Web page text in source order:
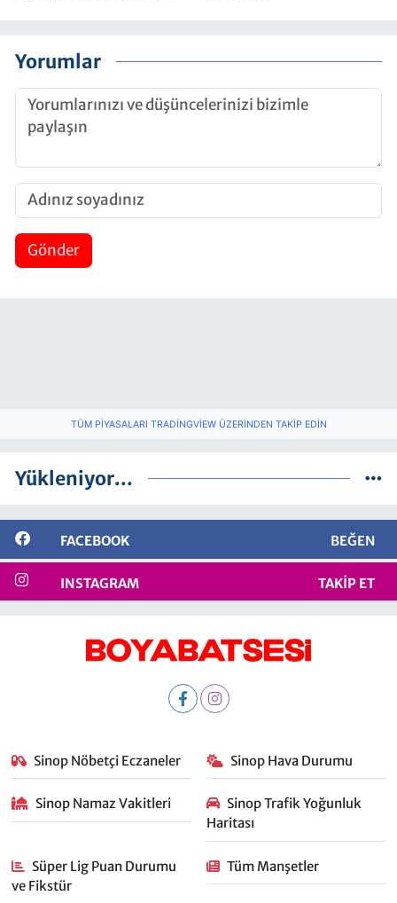
Yorumlar
Gönder
TÜM PIYASALARI TRADINGVIEW ÜZERINDEN TAKIP EDIN
Yükleniyor...
FACEBOOK BEĞEN
INSTAGRAM TAKIP ET
Sinop Nöbetçi Eczaneler Sinop Hava Durumu
Sinop Namaz Vakitleri
Sinop Trafik Yoğunluk
Haritası
Süper Lig Puan Durumu
ve Fikstür
Tüm Manşetler